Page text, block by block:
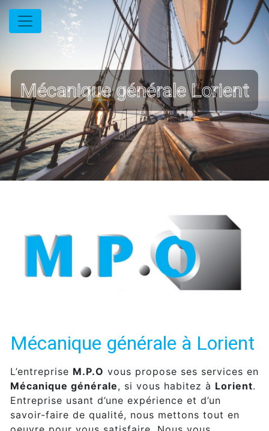
Panneau de gestion des cookies
Mécanique générale Lorient
Mécanique générale à Lorient
L’entreprise M.P.O vous propose ses services en
Mécanique générale, si vous habitez à Lorient.
Entreprise usant d’une expérience et d’un
savoir-faire de qualité, nous mettons tout en